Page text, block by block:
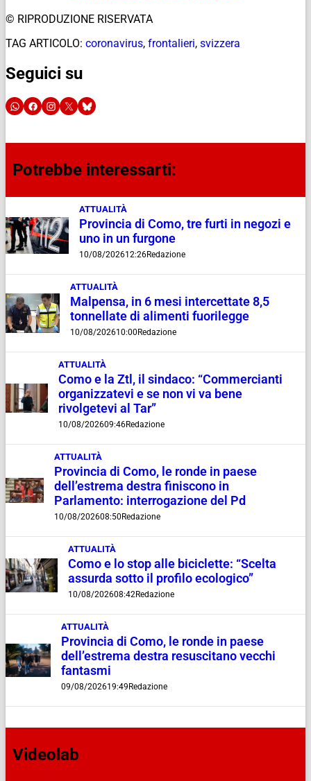
© RIPRODUZIONE RISERVATA
TAG ARTICOLO: coronavirus, frontalieri, svizzera
Seguici su
Potrebbe interessarti:
ATTUALITÀ
Provincia di Como, tre furti in negozi e
uno in un furgone
10/08/202612:26Redazione
ATTUALITÀ
Malpensa, in 6 mesi intercettate 8,5
tonnellate di alimenti fuorilegge
10/08/202610:00 Redazione
ATTUALITÀ
Como e la Ztl, il sindaco: “Commercianti
organizzatevi e se non vi va bene
rivolgetevi al Tar”
10/08/202609:46Redazione
ATTUALITÀ
Provincia di Como, le ronde in paese
dell’estrema destra finiscono in
Parlamento: interrogazione del Pd
10/08/202608:50 Redazione
ATTUALITÀ
Como e lo stop alle biciclette: “Scelta
assurda sotto il profilo ecologico”
10/08/202608:42Redazione
ATTUALITÀ
Provincia di Como, le ronde in paese
dell’estrema destra resuscitano vecchi
fantasmi
09/08/202619:49 Redazione
Videolab